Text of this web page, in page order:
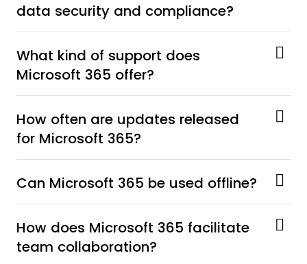
data security and compliance?
What kind of support does
Microsoft 365 offer?
How often are updates released
for Microsoft 365?
Can Microsoft 365 be used offline?
How does Microsoft 365 facilitate
team collaboration?